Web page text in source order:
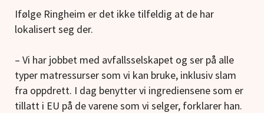
Ifølge Ringheim er det ikke tilfeldig at de har
lokalisert seg der.
– Vi har jobbet med avfallsselskapet og ser på alle
typer matressurser som vi kan bruke, inklusiv slam
fra oppdrett. I dag benytter vi ingrediensene som er
tillatt i EU på de varene som vi selger, forklarer han.